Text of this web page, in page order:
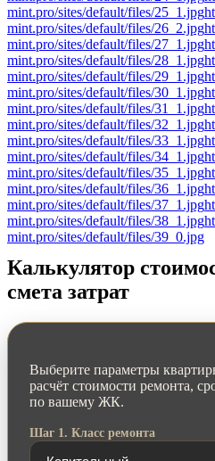
mint.pro/sites/default/files/25_1.jpg
mint.pro/sites/default/files/26_2.jpg
mint.pro/sites/default/files/27_1.jpg
mint.pro/sites/default/files/28_1.jpg
mint.pro/sites/default/files/29_1.jpg
mint.pro/sites/default/files/30_1.jpg
mint.pro/sites/default/files/31_1.jpg
mint.pro/sites/default/files/32_1.jpg
mint.pro/sites/default/files/33_1.jpg
mint.pro/sites/default/files/34_1.jpg
mint.pro/sites/default/files/35_1.jpg
mint.pro/sites/default/files/36_1.jpg
mint.pro/sites/default/files/37_1.jpg
mint.pro/sites/default/files/38_1.jpg
mint.pro/sites/default/files/39_0.jpg
Калькулятор
смета затрат
Выберите параметры
расчёт стоимости ремонта,
по вашему ЖК.
Шаг 1. Класс ремонта